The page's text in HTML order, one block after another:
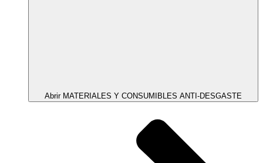
Abrir MATERIALES Y CONSUMIBLES ANTI-DESGASTE